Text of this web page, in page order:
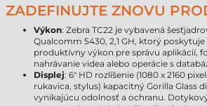
ZADEFINUJTE ZNOVU
Výkon: Zebra TC22 je vybavená
Qualcomm 5430, 2,1 GH, ktorý
produktívny výkon pre správu aplikácií,
nahrávanie videa alebo operácie s
Displej: 6" HD rozlíšenie (1080 x 2160
rukavica, stylus) kapacitný Gorilla Glass
vynikajúcu odolnosť a ochranu.